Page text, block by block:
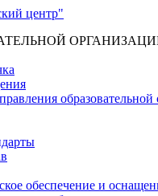
образовательной
обеспечение и